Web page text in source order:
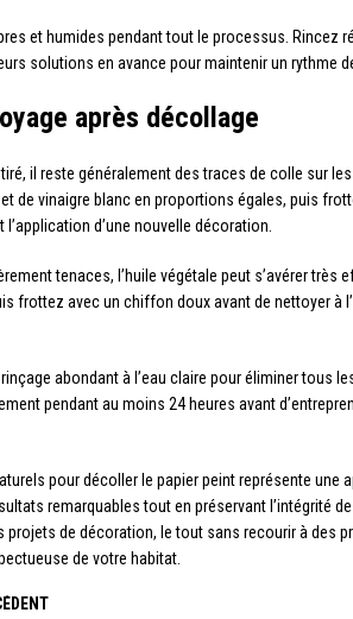
et humides pendant tout le processus. Rincez
solutions en avance pour maintenir un rythme
après décollage
il reste généralement des traces de colle sur
de vinaigre blanc en proportions égales, puis
d’une nouvelle décoration.
tenaces, l’huile végétale peut s’avérer
frottez avec un chiffon doux avant de nettoyer à
abondant à l’eau claire pour éliminer
pendant au moins 24 heures avant
pour décoller le papier peint représente
remarquables tout en préservant l’intégrité
projets de décoration, le tout sans recourir à des
de votre habitat.